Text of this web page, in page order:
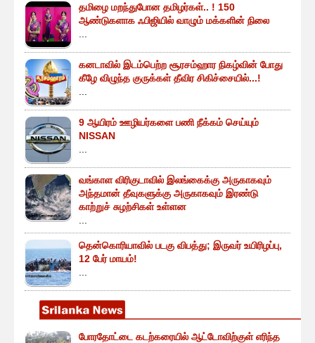
தமிழை மறந்துபோன தமிழர்கள்.. ! 150
ஆண்டுகளாக ஃபிஜியில் வாழும் மக்களின் நிலை
கனடாவில் இடம்பெற்ற சூரசம்ஹார நிகழ்வின் போது
கீழே விழுந்த குருக்கள் தீவிர சிகிச்சையில்...!
9 ஆயிரம் ஊழியர்களை பணி நீக்கம் செய்யும்
NISSAN
வங்காள விரிகுடாவில் இலங்கைக்கு அருகாகவும்
அந்தமான் தீவுகளுக்கு அருகாகவும் இரண்டு
காற்றுச் சுழற்சிகள் உள்ளன
தென்கொரியாவில் படகு விபத்து; இருவர் உயிரிழப்பு,
12 பேர் மாயம்!
போரதோட்டை கடற்கரையில் ஆட்டோவிற்குள் எரிந்த